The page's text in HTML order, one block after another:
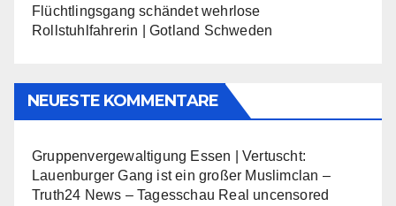
Flüchtlingsgang schändet wehrlose
Rollstuhlfahrerin | Gotland Schweden
NEUESTE KOMMENTARE
Gruppenvergewaltigung Essen | Vertuscht:
Lauenburger Gang ist ein großer Muslimclan –
Truth24 News – Tagesschau Real uncensored